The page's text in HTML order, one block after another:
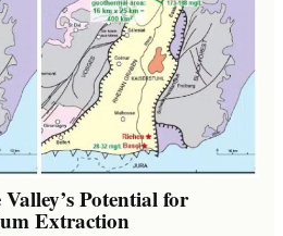
Potential for
Extraction